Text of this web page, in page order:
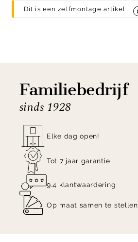
Dit is een zelfmontage artikel
Familiebedrijf
sinds 1928
Elke dag open!
Tot 7 jaar garantie
9.4 klantwaardering
Op maat samen te stellen